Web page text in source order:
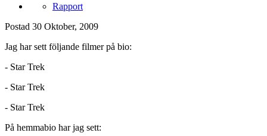
Rapport
Postad 30 Oktober, 2009
Jag har sett följande filmer på bio:
- Star Trek
- Star Trek
- Star Trek
På hemmabio har jag sett: